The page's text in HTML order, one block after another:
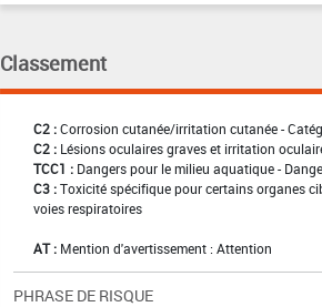
Classement
C2 : Corrosion cutanée/irritation cutanée -
C2 : Lésions oculaires graves et irritation
TCC1 : Dangers pour le milieu aquatique -
C3 : Toxicité spécifique pour certains organes
voies respiratoires
AT : Mention d'avertissement : Attention
PHRASE DE RISQUE